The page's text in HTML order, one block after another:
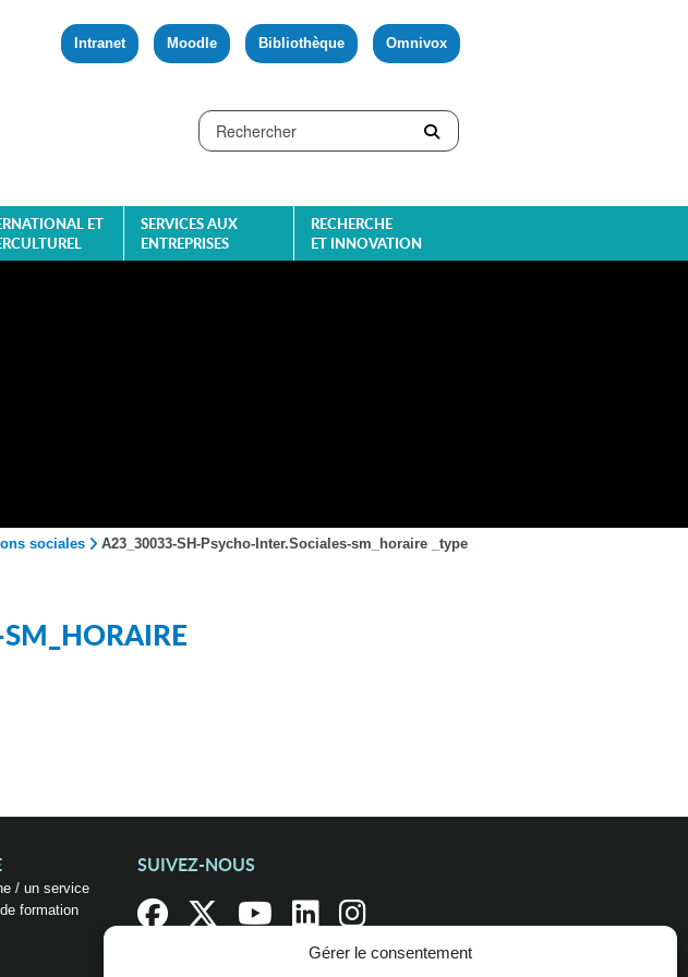
Gérer le consentement
Intranet Moodle Bibliothèque Omnivox
ET
SERVICES AUX
ENTREPRISES
RECHERCHE
ET INNOVATION
sociales A23_30033-SH-Psycho-Inter.Sociales-sm_horaire _type
/ un service
formation
SUIVEZ-NOUS